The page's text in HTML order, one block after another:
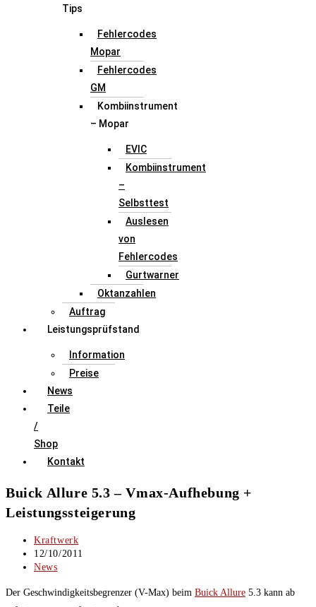
Tips
Fehlercodes
Mopar
Fehlercodes
GM
Kombiinstrument
– Mopar
EVIC
Kombiinstrument
–
Selbsttest
Auslesen
von
Fehlercodes
Gurtwarner
Oktanzahlen
Auftrag
Leistungsprüfstand
Information
Preise
News
Teile
/
Shop
Kontakt
Buick Allure 5.3 – Vmax-Aufhebung +
Leistungssteigerung
Beitrags-
Autor:
Kraftwerk
Beitrag
veröffentlicht:
12/10/2011
Beitrags-
News
Der Geschwindigkeitsbegrenzer (V-Max) beim Buick Allure 5.3 kann ab